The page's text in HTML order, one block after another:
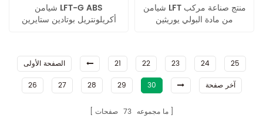
شيامن LFT-G ABS
أكريلونتريل بوتادين ستايرين
شيامن LFT منتج صناعة مركب
من مادة البولي يوريثين
الزجاجية الطويلة
الصفحة الأولى 21 22 23 24
25
26
27 28 29 30 آخر صفحة
ما مجموعه 73 صفحات